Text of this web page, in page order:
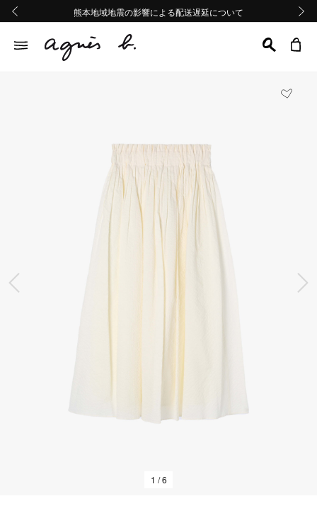
熊本地域地震の影響による配送遅延について
Summer Sale 2buy10%OFF!!
熊本地域地震の影響による配送遅延について
Summer Sale 2buy10%OFF!!
前の画像
1 / 6